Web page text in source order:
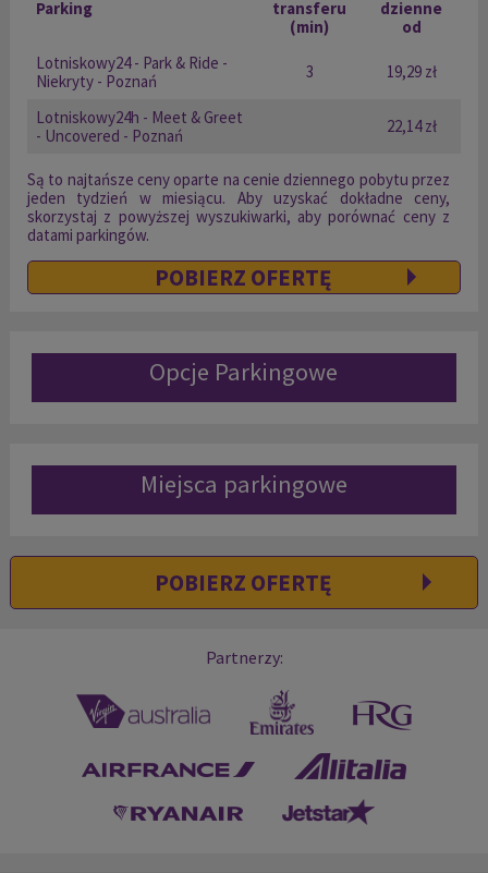
Parking
transferu
(min)
dzienne
od
Lotniskowy24 - Park & Ride -
Niekryty - Poznań
3 19,29 zł
Lotniskowy24h - Meet & Greet
- Uncovered - Poznań
22,14 zł
Są to najtańsze ceny oparte na cenie dziennego pobytu przez
jeden tydzień w miesiącu. Aby uzyskać dokładne ceny,
skorzystaj z powyższej wyszukiwarki, aby porównać ceny z
datami parkingów.
POBIERZ OFERTĘ
Opcje Parkingowe
Miejsca parkingowe
POBIERZ OFERTĘ
Partnerzy: